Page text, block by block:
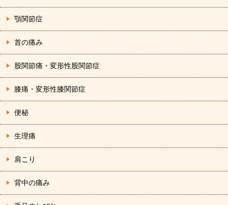
顎関節症
首の痛み
股関節痛・変形性股関節症
膝痛・変形性膝関節症
便秘
生理痛
肩こり
背中の痛み